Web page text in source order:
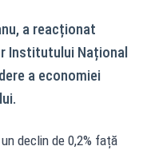
a reacționat
Institutului Național
a economiei
declin de 0,2% față